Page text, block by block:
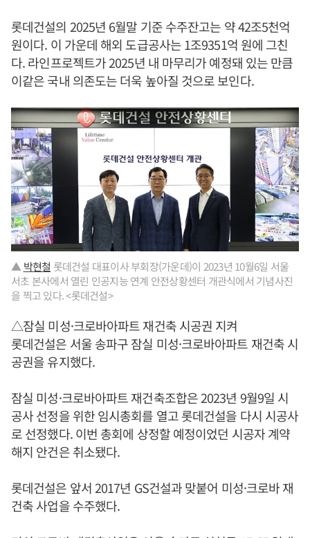
롯데건설의 2025년 6월말 기준 수주잔고는 약 42조5천억
원이다. 이 가운데 해외 도급공사는 1조9351억 원에 그친
다. 라인프로젝트가 2025년 내 마무리가 예정돼 있는 만큼
이같은 국내 의존도는 더욱 높아질 것으로 보인다.
▲ 박현철 롯데건설 대표이사 부회장(가운데)이 2023년 10월6일 서울
서초 본사에서 열린 인공지능 연계 안전상황센터 개관식에서 기념사진
을 찍고 있다. <롯데건설>
△잠실 미성·크로바아파트 재건축 시공권 지켜
롯데건설은 서울 송파구 잠실 미성·크로바아파트 재건축 시
공권을 유지했다.
잠실 미성·크로바아파트 재건축조합은 2023년 9월9일 시
공사 선정을 위한 임시총회를 열고 롯데건설을 다시 시공사
로 선정했다. 이번 총회에 상정할 예정이었던 시공자 계약
해지 안건은 취소됐다.
롯데건설은 앞서 2017년 GS건설과 맞붙어 미성·크로바 재
건축 사업을 수주했다.